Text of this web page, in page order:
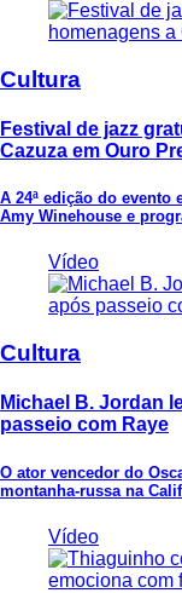
Cultura
Festival de jazz
Cazuza em Ouro
A 24ª edição do evento
Amy Winehouse e
Vídeo
Cultura
Michael B. Jordan
passeio com Raye
O ator vencedor do
montanha-russa na
Vídeo